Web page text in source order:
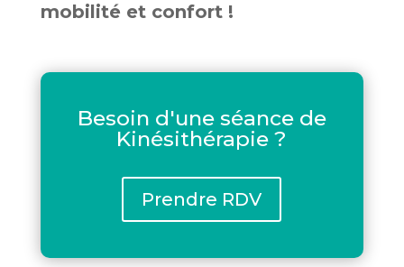
mobilité et confort !
Besoin d'une séance de
Kinésithérapie ?
Prendre RDV